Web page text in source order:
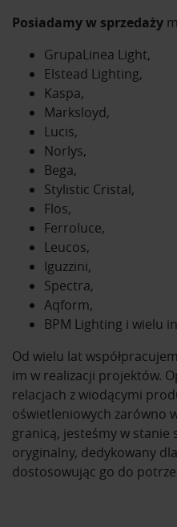
Posiadamy w sprzedaży
GrupaLinea Light,
Elstead Lighting,
Kaspa,
Marksloyd,
Lucis,
Norlys,
Bega,
Stylistic Cristal,
Flos,
Ferroluce,
Leucos,
Iguzzini,
Spectra,
Aqform,
BPM Lighting i wielu
Od wielu lat
im w realizacji projektów.
relacjach z wiodącymi
oświetleniowych zarówno
granicą, jesteśmy w
oryginalny, dedykowany
dostosowując go do